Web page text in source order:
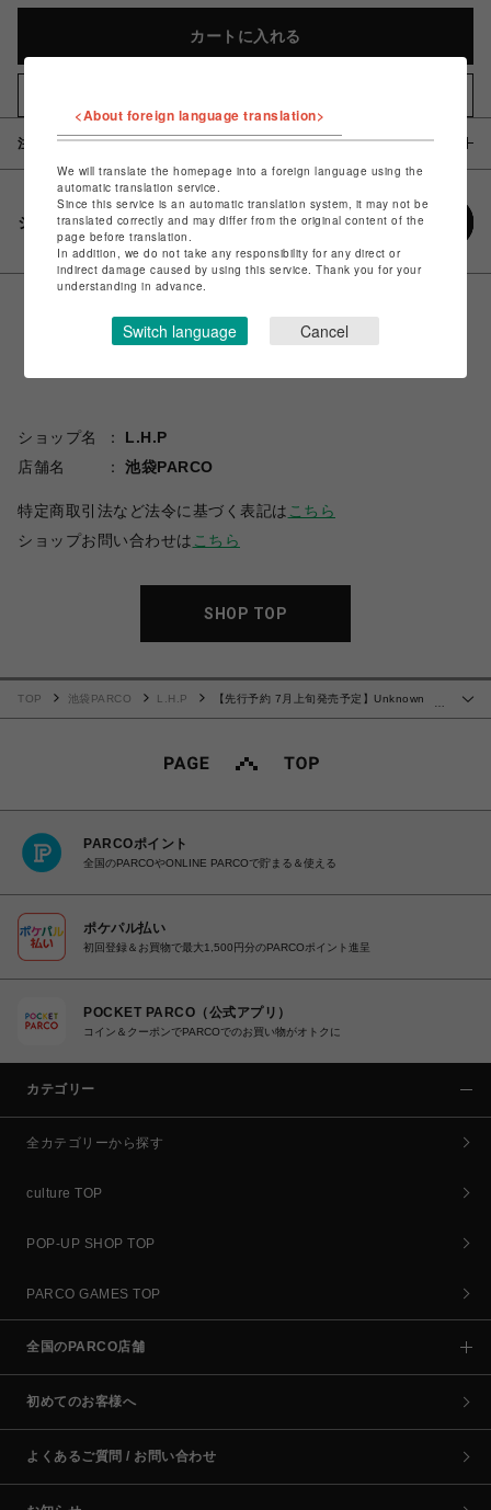
カートに入れる
注意事項
シェアする
ショップ名
L.H.P
店舗名
池袋PARCO
特定商取引法など法令に基づく表記は こちら
ショップお問い合わせは こちら
SHOP TOP
…
TOP 池袋PARCO L.H.P
【先行予約 7月上旬発売予定】Unknown
PARCOポイント
全国のPARCOやONLINE PARCOで貯まる＆使える
ポケパル払い
初回登録＆お買物で最大1,500円分のPARCOポイント進呈
POCKET PARCO（公式アプリ）
コイン＆クーポンでPARCOでのお買い物がオトクに
カテゴリー
全カテゴリーから探す
culture TOP
POP-UP SHOP TOP
PARCO GAMES TOP
全国のPARCO店舗
初めてのお客様へ
よくあるご質問 / お問い合わせ
<About foreign language translation>
We will translate the homepage into a foreign language using the
automatic translation service.
Since this service is an automatic translation system, it may not be
translated correctly and may differ from the original content of the
page before translation.
In addition, we do not take any responsibility for any direct or
indirect damage caused by using this service. Thank you for your
understanding in advance.
Switch language Cancel